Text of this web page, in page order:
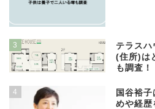
3
テラス
(住所)は
も調査！
4
国谷裕
めや経歴